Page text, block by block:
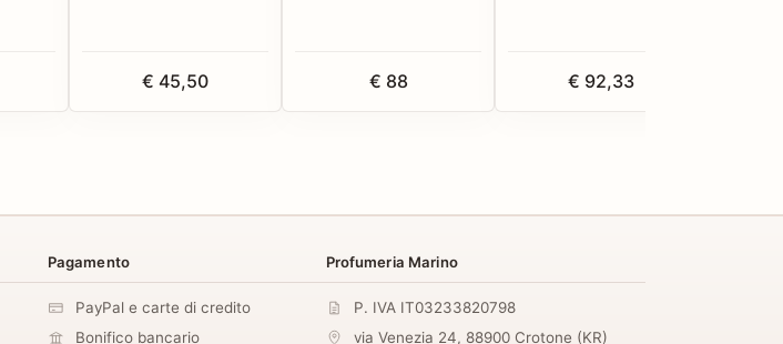
€ 45,50 € 88 € 92,33
Pagamento
PayPal e carte di credito
Bonifico bancario
Profumeria Marino
P. IVA IT03233820798
via Venezia 24, 88900 Crotone (KR)